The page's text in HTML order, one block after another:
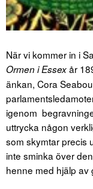
När vi kommer in i
Ormen i Essexår
änkan, Cora
igenom
uttrycka någon
som skymtar precis
inte sminka över
henne med hjälp av